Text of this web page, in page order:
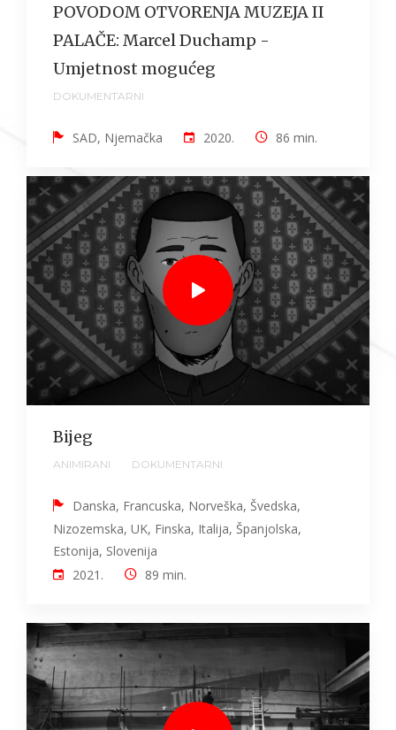
POVODOM OTVORENJA MUZEJA II
PALAČE: Marcel Duchamp -
Umjetnost mogućeg
DOKUMENTARNI
SAD, Njemačka 2020. 86 min.
Bijeg
ANIMIRANI DOKUMENTARNI
Danska, Francuska, Norveška, Švedska,
Nizozemska, UK, Finska, Italija, Španjolska,
Estonija, Slovenija
2021.
89 min.